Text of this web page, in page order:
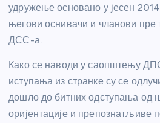
удружење основано у јесен
његови оснивачи и чланови пре
ДСС-а.
Како се наводи у саопштењу
иступања из странке су се
дошло до битних одступања од
оријентације и препознатљиве